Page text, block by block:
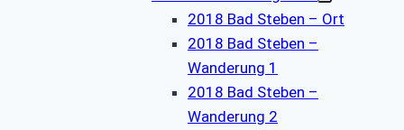
2018 Bad Steben – Ort
2018 Bad Steben –
Wanderung 1
2018 Bad Steben –
Wanderung 2